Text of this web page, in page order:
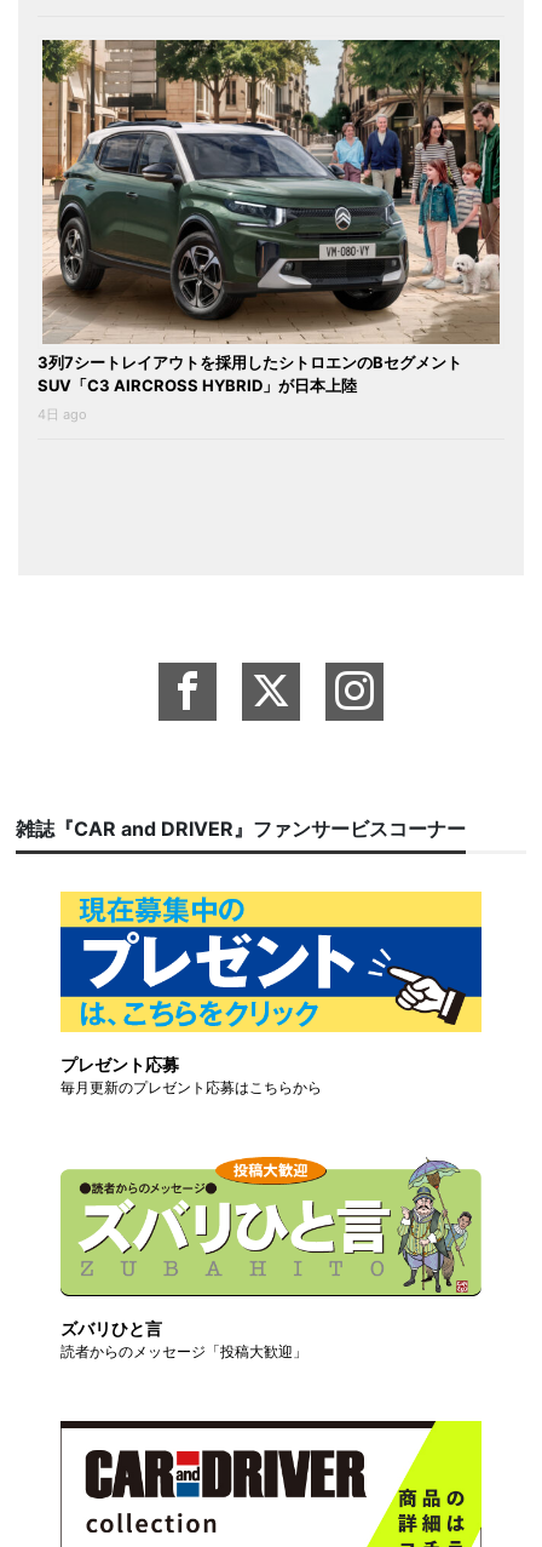
3列7シートレイアウトを採用したシトロエンのBセグメント
SUV「C3 AIRCROSS HYBRID」が日本上陸
4日 ago
雑誌『CAR and DRIVER』ファンサービスコーナー
プレゼント応募
毎月更新のプレゼント応募はこちらから
ズバリひと言
読者からのメッセージ「投稿大歓迎」